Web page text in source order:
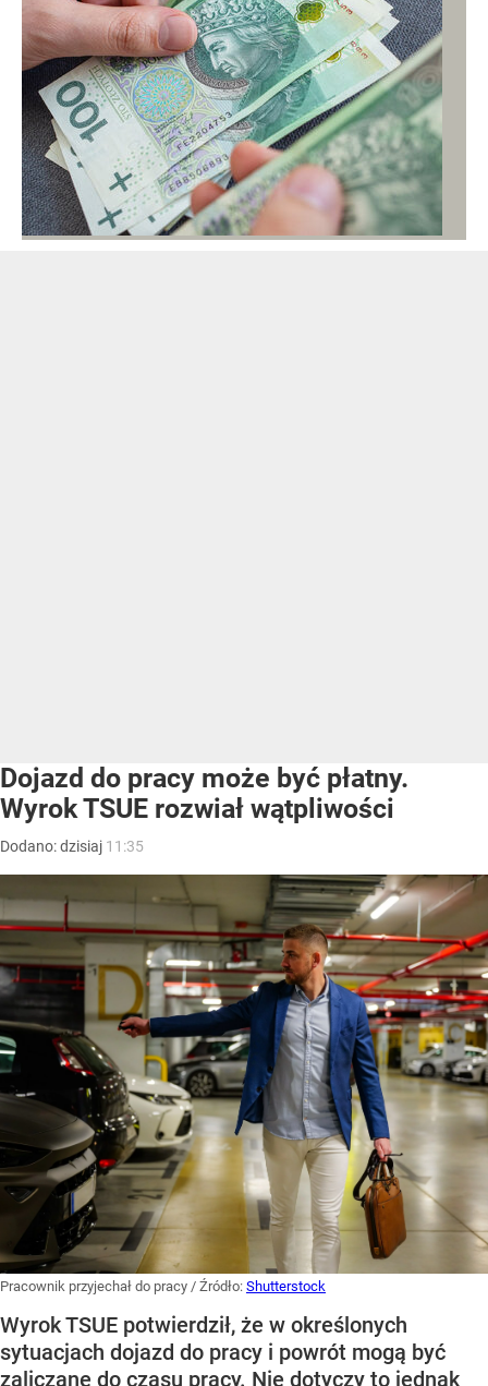
Dojazd do pracy może być płatny.
Wyrok TSUE rozwiał wątpliwości
Dodano:dzisiaj 11:35
Pracownik przyjechał do pracy / Źródło: Shutterstock
Wyrok TSUE potwierdził, że w określonych
sytuacjach dojazd do pracy i powrót mogą być
zaliczane do czasu pracy. Nie dotyczy to jednak